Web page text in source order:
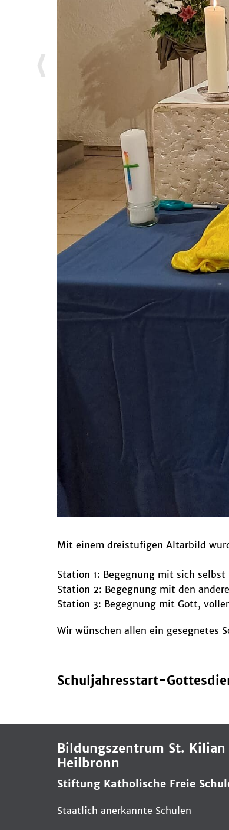
Mit einem dreistufigen Altarbild
Station 1: Begegnung mit sich selbst
Station 2: Begegnung mit den
Station 3: Begegnung mit Gott,
Wir wünschen allen ein gesegnetes
Schuljahresstart-
Bildungszentrum St. Kilian
Heilbronn
Stiftung Katholische Freie
Staatlich anerkannte Schulen